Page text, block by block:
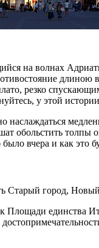
на волнах
резко
у этой
обольстить толпы
вчера и как это
Старый город,
к Площади